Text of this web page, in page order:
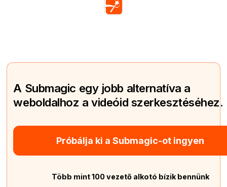
A Submagic egy jobb alternatíva a
weboldalhoz a videóid szerkesztéséhez.
Próbálja ki a Submagic-ot ingyen
Több mint 100 vezető alkotó bízik bennünk